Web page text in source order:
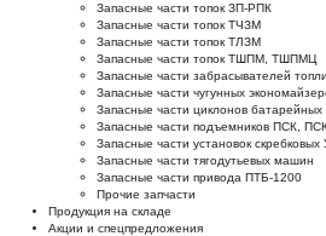
Запасные части топок ЗП-РПК
Запасные части топок ТЧЗМ
Запасные части топок ТЛЗМ
Запасные части топок ТШПМ, ТШПМЦ
Запасные части забрасывателей
Запасные части чугунных
Запасные части циклонов батарейных
Запасные части подъемников ПСК,
Запасные части установок
Запасные части тягодутьевых машин
Запасные части привода ПТБ-1200
Прочие запчасти
Продукция на складе
Акции и спецпредложения